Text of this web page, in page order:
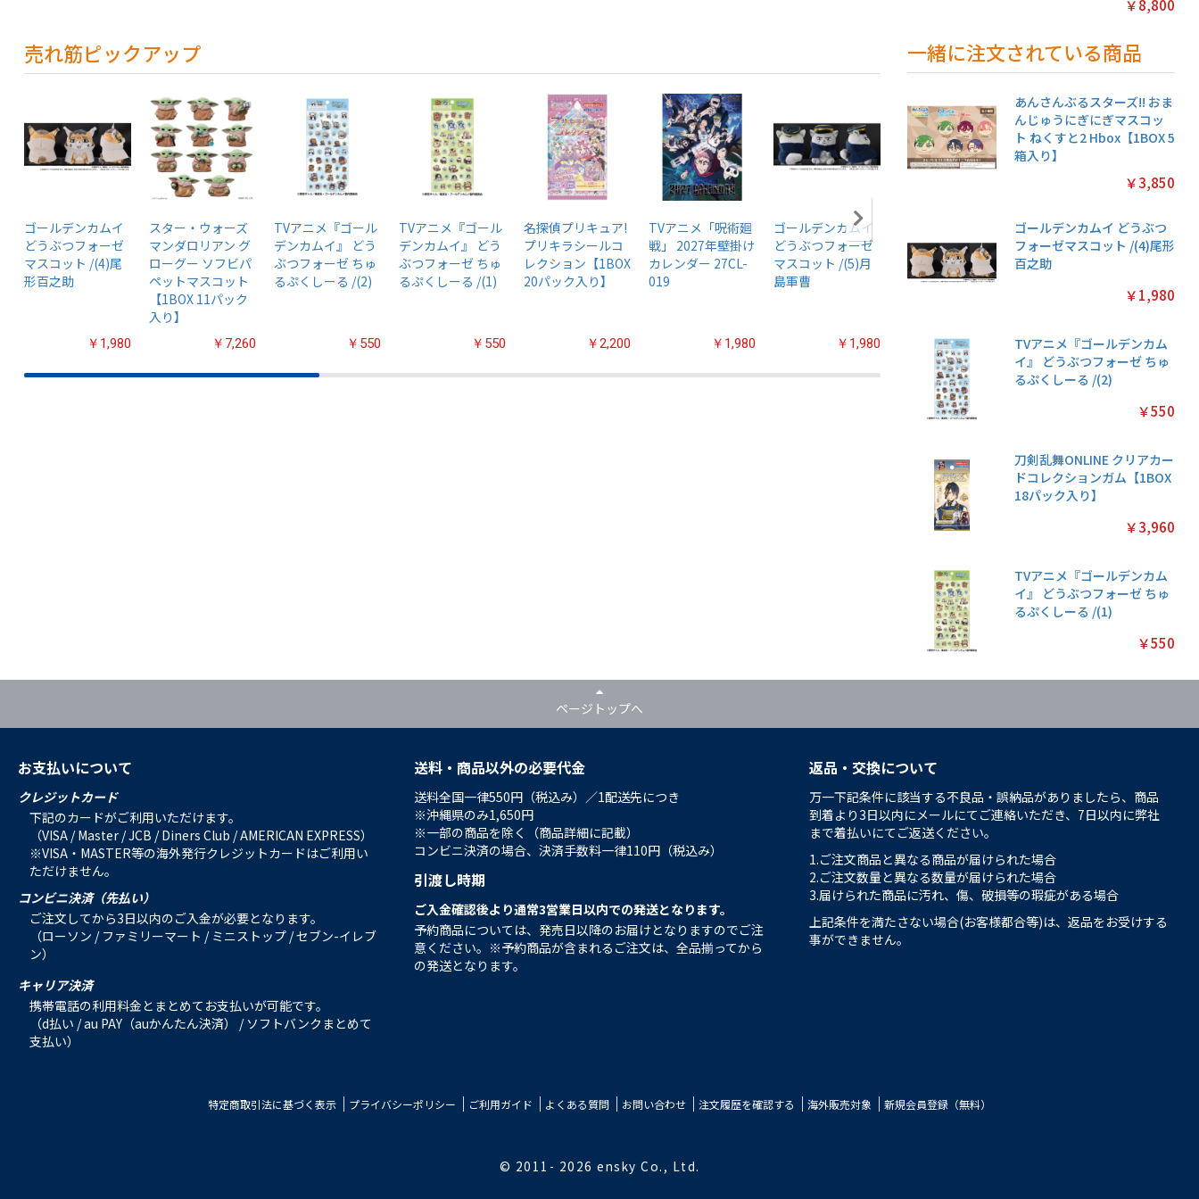
売れ筋ピックアップ
ゴールデンカムイ
どうぶつフォーゼ
マスコット /(4)尾
形百之助
￥1,980
スター・ウォーズ
マンダロリアン グ
ローグー ソフビパ
ペットマスコット
【1BOX 11パック
入り】
￥7,260
TVアニメ『ゴール
デンカムイ』 どう
ぶつフォーゼ ちゅ
るぷくしーる /(2)
￥550
TVアニメ『ゴール
デンカムイ』 どう
ぶつフォーゼ ちゅ
るぷくしーる /(1)
￥550
名探偵プリキュア!
プリキラシールコ
レクション【1BOX
20パック入り】
￥2,200
TVアニメ「呪術廻
戦」 2027年壁掛け
カレンダー 27CL-
019
￥1,980
ゴールデンカムイ
どうぶつフォーゼ
マスコット /(5)月
島軍曹
￥1,980
ローアカデミア』
ちみけもますこっ
と /(7)轟焦凍
￥2,200
ちいかわ あつめて
シールガム
4【1BOX 20パック
￥2,200
ちいか
クリア
パック
￥8,800
一緒に注文されている商品
あんさんぶるスターズ!! おま
んじゅうにぎにぎマスコッ
ト ねくすと2 Hbox【1BOX 5
箱入り】
￥3,850
ゴールデンカムイ どうぶつ
フォーゼマスコット /(4)尾形
百之助
￥1,980
TVアニメ『ゴールデンカム
イ』 どうぶつフォーゼ ちゅ
るぷくしーる /(2)
￥550
刀剣乱舞ONLINE クリアカー
ドコレクションガム【1BOX
18パック入り】
￥3,960
TVアニメ『ゴールデンカム
イ』 どうぶつフォーゼ ちゅ
るぷくしーる /(1)
￥550
ページトップへ
お支払いについて
クレジットカード
下記のカードがご利用いただけます。
（VISA / Master / JCB / Diners Club / AMERICAN EXPRESS）
※VISA・MASTER等の海外発行クレジットカードはご利用い
ただけません。
コンビニ決済（先払い）
ご注文してから3日以内のご入金が必要となります。
（ローソン / ファミリーマート / ミニストップ / セブン-イレブ
ン）
キャリア決済
携帯電話の利用料金とまとめてお支払いが可能です。
（d払い / au PAY（auかんたん決済） / ソフトバンクまとめて
支払い）
送料・商品以外の必要代金
送料全国一律550円（税込み）／1配送先につき
※沖縄県のみ1,650円
※一部の商品を除く（商品詳細に記載）
コンビニ決済の場合、決済手数料一律110円（税込み）
引渡し時期
ご入金確認後より通常3営業日以内での発送となります。
予約商品については、発売日以降のお届けとなりますのでご注
意ください。※予約商品が含まれるご注文は、全品揃ってから
の発送となります。
返品・交換について
万一下記条件に該当する不良品・誤納品がありましたら、商品
到着より3日以内にメールにてご連絡いただき、7日以内に弊社
まで着払いにてご返送ください。
1.ご注文商品と異なる商品が届けられた場合
2.ご注文数量と異なる数量が届けられた場合
3.届けられた商品に汚れ、傷、破損等の瑕疵がある場合
上記条件を満たさない場合(お客様都合等)は、返品をお受けする
事ができません。
特定商取引法に基づく表示 プライバシーポリシー ご利用ガイド よくある質問 お問い合わせ 注文履歴を確認する 海外販売対象 新規会員登録（無料）
© 2011- 2026 ensky Co., Ltd.